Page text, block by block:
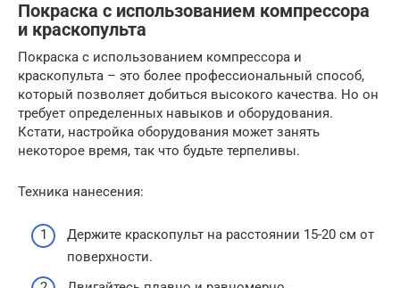
Покраска с использованием компрессора
и краскопульта
Покраска с использованием компрессора и
краскопульта – это более профессиональный способ,
который позволяет добиться высокого качества. Но он
требует определенных навыков и оборудования.
Кстати, настройка оборудования может занять
некоторое время, так что будьте терпеливы.
Техника нанесения:
Держите краскопульт на расстоянии 15-20 см от
поверхности.